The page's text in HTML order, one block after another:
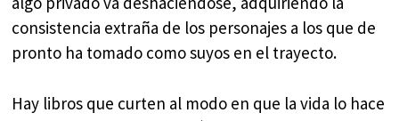
consistencia extraña de los personajes a los que de
pronto ha tomado como suyos en el trayecto.
Hay libros que curten al modo en que la vida lo hace